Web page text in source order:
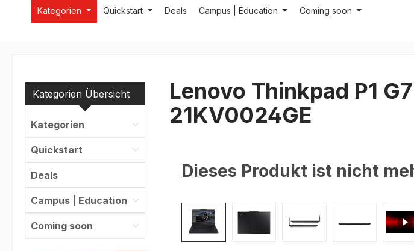
Kategorien Quickstart Deals Campus | Education Coming soon
Kategorien Übersicht
Kategorien
Quickstart
Deals
Campus | Education
Coming soon
Lenovo Thinkpad P1 G7
21KV0024GE
Dieses Produkt ist nicht
Bildergalerie überspringen